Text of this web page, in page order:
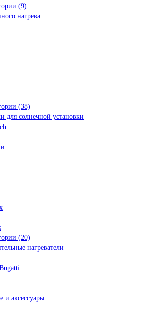
(9)
нагрева
(38)
для солнечной установки
(20)
нагреватели
и аксессуары